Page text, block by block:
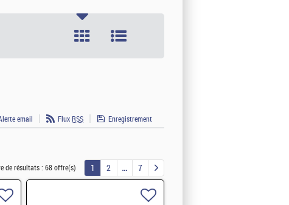
email Flux RSS
Enregistrement
de résultats : 68 offre(s) 1 2 7